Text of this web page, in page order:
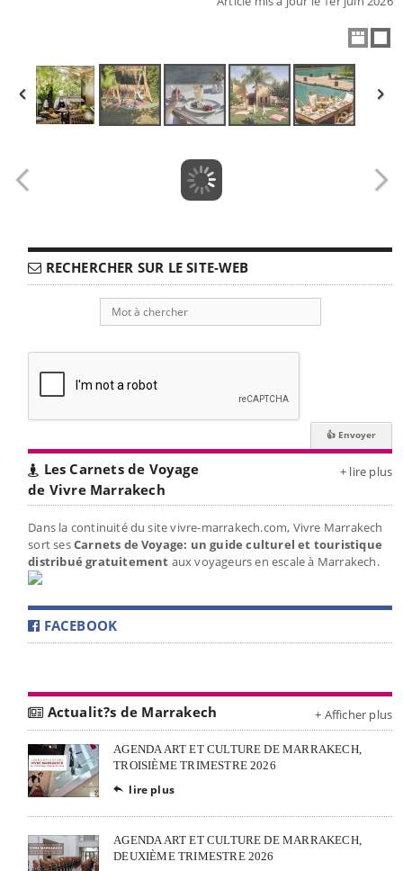
RECHERCHER SUR LE SITE-WEB
Les Carnets de Voyage
de Vivre Marrakech
+ lire plus
Dans la continuité du site vivre-marrakech.com, Vivre Marrakech
sort sesCarnets de Voyage: un guide culturel et touristique
distribué gratuitement aux voyageurs en escale à Marrakech.
FACEBOOK
Actualit?s de Marrakech + Afficher plus
AGENDA ART ET CULTURE DE MARRAKECH,
TROISIÈME TRIMESTRE 2026
 lire plus
AGENDA ART ET CULTURE DE MARRAKECH,
DEUXIÈME TRIMESTRE 2026